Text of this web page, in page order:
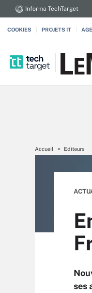
Informa TechTarget
COOKIES PROJETS IT
Accueil Editeurs
ses